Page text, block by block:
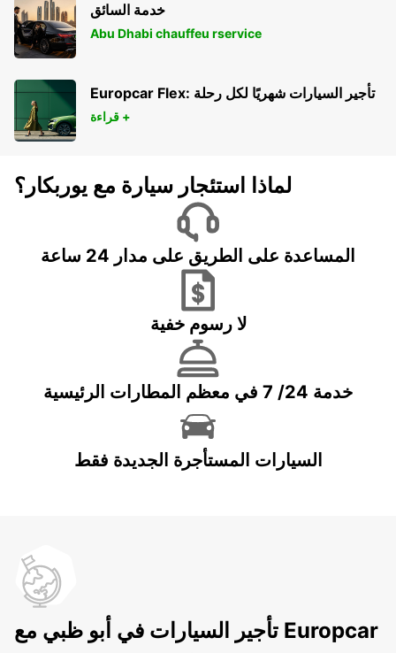
خدمة السائق
Abu Dhabi chauffeu rservice
Europcar Flex: تأجير السيارات شهريًا لكل رحلة
قراءة +
لماذا استئجار سيارة مع يوربكار؟
المساعدة على الطريق على مدار 24 ساعة
لا رسوم خفية
خدمة 24/ 7 في معظم المطارات الرئيسية
السيارات المستأجرة الجديدة فقط
تأجير السيارات في أبو ظبي مع Europcar